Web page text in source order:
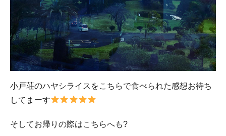
小戸荘のハヤシライスをこちらで食べられた感想お待ち
してまーす
そしてお帰りの際はこちらへも?